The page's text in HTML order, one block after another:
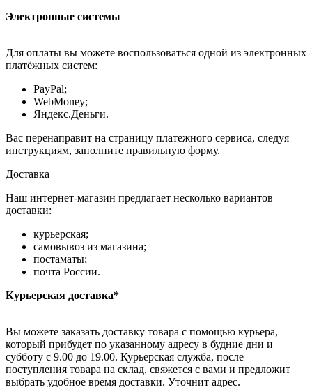
Электронные системы
Для оплаты вы можете воспользоваться одной из электронных
платёжных систем:
PayPal;
WebMoney;
Яндекс.Деньги.
Вас перенаправит на страницу платежного сервиса, следуя
инструкциям, заполните правильную форму.
Доставка
Наш интернет-магазин предлагает несколько вариантов
доставки:
курьерская;
самовывоз из магазина;
постаматы;
почта России.
Курьерская доставка*
Вы можете заказать доставку товара с помощью курьера,
который прибудет по указанному адресу в будние дни и
субботу с 9.00 до 19.00. Курьерская служба, после
поступления товара на склад, свяжется с вами и предложит
выбрать удобное время доставки. Уточнит адрес.